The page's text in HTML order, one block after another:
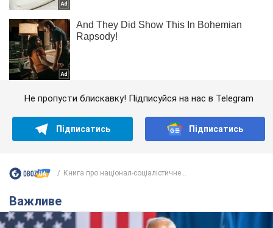
Не пропусти блискавку! Підписуйся на нас в Telegram
Підписатись Підписатись
Книга про націонал-соціалістичне...
Важливе